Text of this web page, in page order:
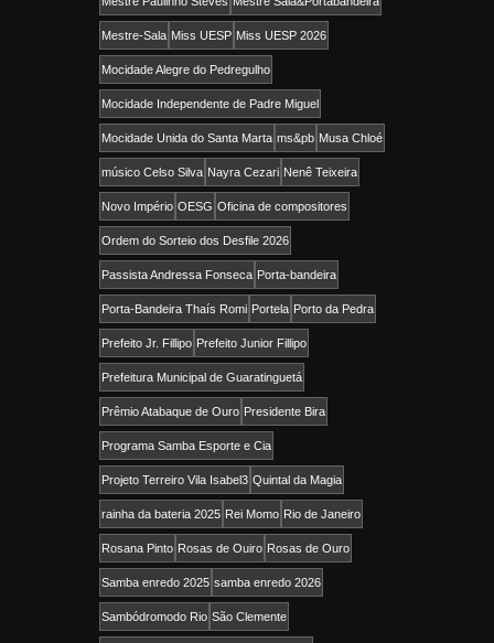
Mestre-Sala Miss UESP Miss UESP 2026
Mocidade Alegre do Pedregulho
Mocidade Independente de Padre Miguel
Mocidade Unida do Santa Marta ms&pb Musa Chloé
músico Celso Silva Nayra Cezari Nenê Teixeira
Novo Império OESG Oficina de compositores
Ordem do Sorteio dos Desfile 2026
Passista Andressa Fonseca Porta-bandeira
Porta-Bandeira Thaís Romi Portela Porto da Pedra
Prefeito Jr. Fillipo Prefeito Junior Fillipo
Prefeitura Municipal de Guaratinguetá
Prêmio Atabaque de Ouro Presidente Bira
Programa Samba Esporte e Cia
Projeto Terreiro Vila Isabel3 Quintal da Magia
rainha da bateria 2025 Rei Momo Rio de Janeiro
Rosana Pinto Rosas de Ouiro Rosas de Ouro
Samba enredo 2025 samba enredo 2026
Sambódromodo Rio São Clemente